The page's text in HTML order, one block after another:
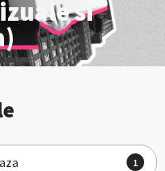
si
1